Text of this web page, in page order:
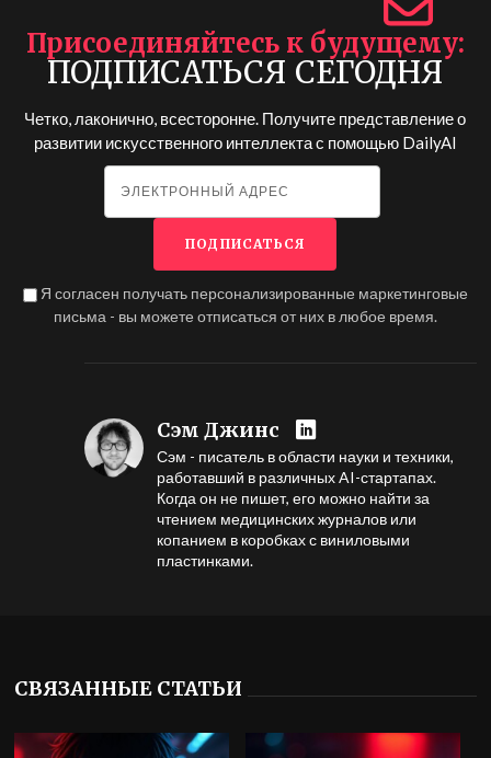
Присоединяйтесь к будущему
ПОДПИСАТЬСЯ СЕГОДНЯ
Четко, лаконично, всесторонне. Получите представление о
развитии искусственного интеллекта с помощью DailyAI
Я согласен получать персонализированные маркетинговые
письма - вы можете отписаться от них в любое время.
Сэм Джинс
Сэм - писатель в области науки и техники,
работавший в различных AI-стартапах.
Когда он не пишет, его можно найти за
чтением медицинских журналов или
копанием в коробках с виниловыми
пластинками.
СВЯЗАННЫЕ СТАТЬИ